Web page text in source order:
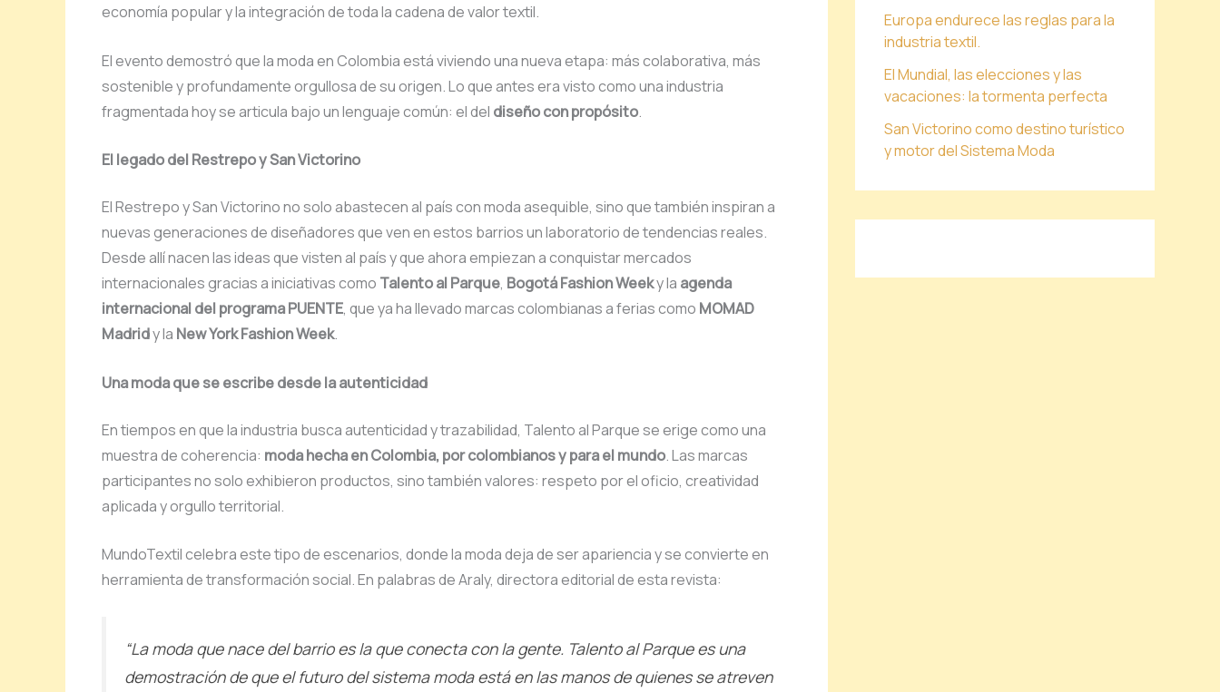
economía popular y la integración de toda la cadena de valor textil.
El evento demostró que la moda en Colombia está viviendo una nueva etapa: más colaborativa, más
sostenible y profundamente orgullosa de su origen. Lo que antes era visto como una industria
fragmentada hoy se articula bajo un lenguaje común: el del diseño con propósito.
El legado del Restrepo y San Victorino
El Restrepo y San Victorino no solo abastecen al país con moda asequible, sino que también inspiran a
nuevas generaciones de diseñadores que ven en estos barrios un laboratorio de tendencias reales.
Desde allí nacen las ideas que visten al país y que ahora empiezan a conquistar mercados
internacionales gracias a iniciativas como Talento al Parque, Bogotá Fashion Weeky la agenda
internacional del programa PUENTE, que ya ha llevado marcas colombianas a ferias como MOMAD
Madridy la New York Fashion Week.
Una moda que se escribe desde la autenticidad
En tiempos en que la industria busca autenticidad y trazabilidad, Talento al Parque se erige como una
muestra de coherencia: moda hecha en Colombia, por colombianos y para el mundo. Las marcas
participantes no solo exhibieron productos, sino también valores: respeto por el oficio, creatividad
aplicada y orgullo territorial.
MundoTextil celebra este tipo de escenarios, donde la moda deja de ser apariencia y se convierte en
herramienta de transformación social. En palabras de Araly, directora editorial de esta revista:
“La moda que nace del barrio es la que conecta con la gente. Talento al Parque es una
demostración de que el futuro del sistema moda está en las manos de quienes se atreven
Europa endurece las reglas para la
industria textil.
El Mundial, las elecciones y las
vacaciones: la tormenta perfecta
San Victorino como destino turístico
y motor del Sistema Moda